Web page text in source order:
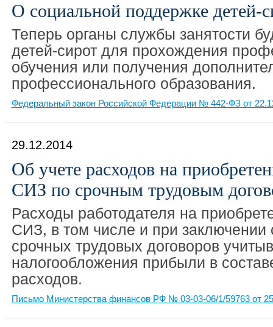
О социальной поддержке детей-
Теперь органы службы занятости
детей-сирот для прохождения
обучения или получения
профессионального образования.
Федеральный закон Российской Федерации № 442-ФЗ от
29.12.2014
Об учете расходов на
СИЗ по срочным трудовым
Расходы работодателя на
СИЗ, в том числе и при заключении
срочных трудовых договоров
налогообложения прибыли в
расходов.
Письмо Министерства финансов РФ № 03-03-06/1/59763 от